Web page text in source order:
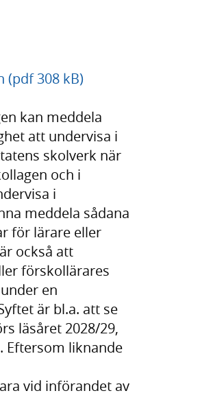
(pdf 308 kB)
kan meddela
att undervisa i
skolverk när
och i
i
meddela sådana
för lärare eller
också att
förskollärares
en
är bl.a. att se
läsåret 2028/29,
Eftersom liknande
vid införandet av